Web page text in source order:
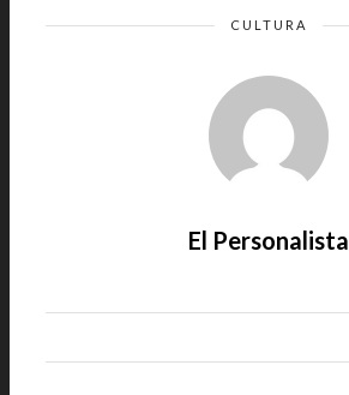
CULTURA
El Personalista